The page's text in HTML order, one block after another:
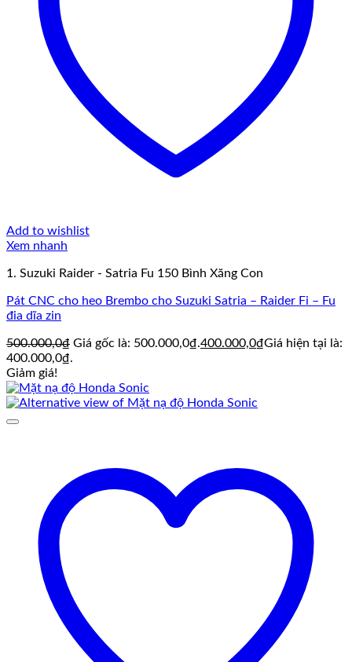
Add to wishlist
Xem nhanh
1. Suzuki Raider - Satria Fu 150 Bình Xăng Con
Pát CNC cho heo Brembo cho Suzuki Satria – Raider Fi – Fu
đia dĩa zin
500.000,0₫ Giá gốc là: 500.000,0₫.400.000,0₫Giá hiện tại là:
400.000,0₫.
Giảm giá!